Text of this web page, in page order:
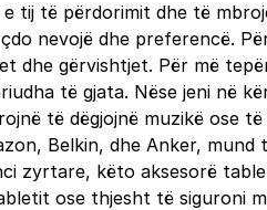
tij të përdorimit dhe të
nevojë dhe preferencë.
dhe gërvishtjet. Për më
të gjata. Nëse jeni në
të dëgjojnë muzikë ose
Belkin, dhe Anker, mund
zyrtare, këto aksesorë
ose thjesht të siguroni